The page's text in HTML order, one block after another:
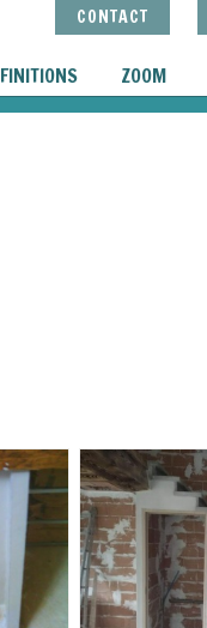
CONTACT
FINITIONS ZOOM